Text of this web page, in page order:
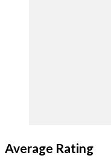
Average Rating